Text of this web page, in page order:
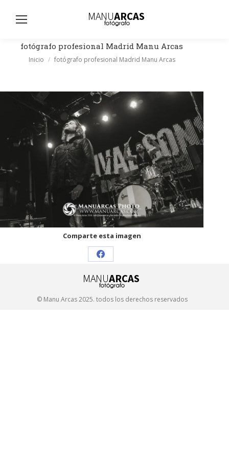
fotógrafo profesional Madrid Manu Arcas
Estás aquí:
Inicio fotógrafo profesional Madrid Manu Arcas
Comparte esta imagen
Share
on
Facebook
© Manu Arcas 2025. todos los derechos reservados